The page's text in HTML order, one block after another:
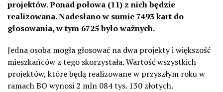
projektów. Ponad połowa (11) z nich będzie
realizowana. Nadesłano w sumie 7493 kart do
głosowania, w tym 6725 było ważnych.
Jedna osoba mogła głosować na dwa projekty i większość
mieszkańców z tego skorzystała. Wartość wszystkich
projektów, które będą realizowane w przyszłym roku w
ramach BO wynosi 2 mln 084 tys. 130 złotych.